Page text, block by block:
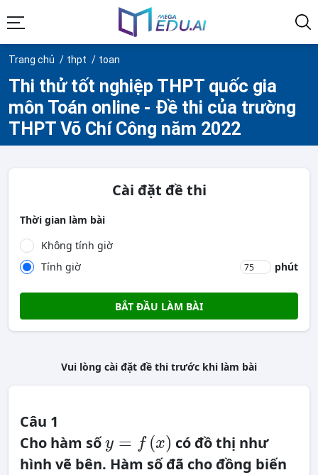
Trang chủ thpt toan
Thi thử tốt nghiệp THPT quốc gia
môn Toán online - Đề thi của trường
THPT Võ Chí Công năm 2022
Cài đặt đề thi
Thời gian làm bài
Không tính giờ
Tính giờ
phút
BẮT ĐẦU LÀM BÀI
Vui lòng cài đặt đề thi trước khi làm bài
Câu 1
Cho hàm sốy = f (x)
y
=
f
(x)
có đồ thị như
hình vẽ bên. Hàm số đã cho đồng biến